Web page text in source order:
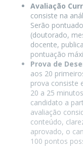
Avaliação
consiste na
Serão
(doutorado,
docente,
pontuação
Prova de
aos 20
prova consiste
20 a 25
candidato a
avaliação
conteúdo,
aprovado, o
100 pontos